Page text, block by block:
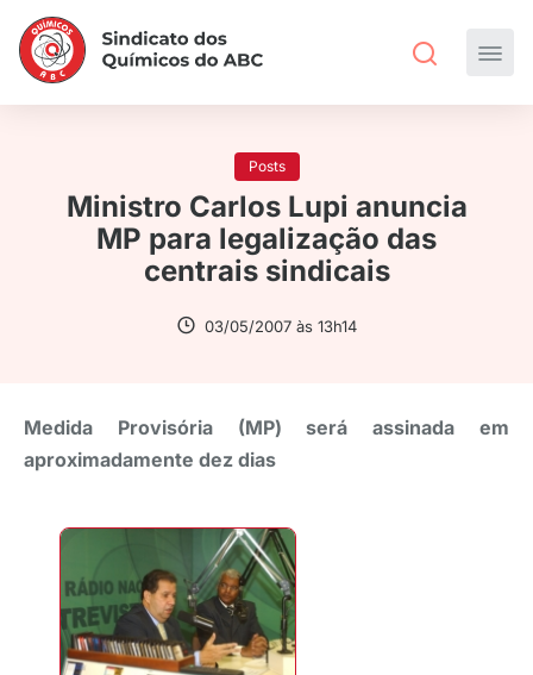
Posts
Ministro Carlos Lupi anuncia
MP para legalização das
centrais sindicais
03/05/2007 às 13h14
Medida Provisória (MP) será assinada em
aproximadamente dez dias